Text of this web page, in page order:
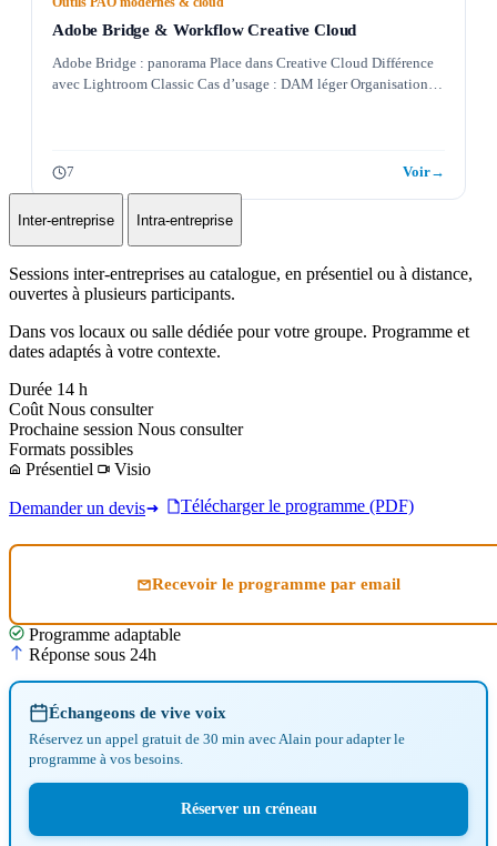
Adobe Bridge & Workflow Creative Cloud
Adobe Bridge : panorama Place dans Creative Cloud Différence
avec Lightroom Classic Cas d’usage : DAM léger Organisation…
7 Voir→
Inter-entreprise Intra-entreprise
Sessions inter-entreprises au catalogue, en présentiel ou à distance,
ouvertes à plusieurs participants.
Dans vos locaux ou salle dédiée pour votre groupe. Programme et
dates adaptés à votre contexte.
Durée 14 h
Coût Nous consulter
Prochaine session Nous consulter
Formats possibles
Présentiel
Visio
Demander un devis Télécharger le programme (PDF)
Recevoir le programme par email
Programme adaptable
Réponse sous 24h
Échangeons de vive voix
Réservez un appel gratuit de 30 min avec Alain pour adapter le
programme à vos besoins.
Réserver un créneau